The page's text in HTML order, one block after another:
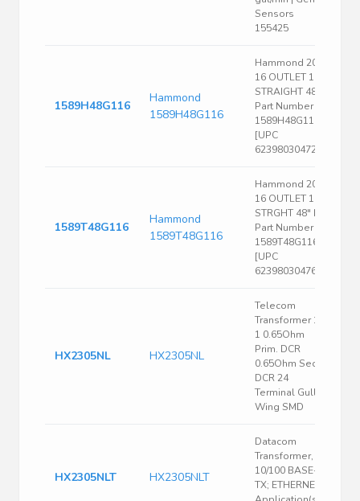
Sensors
155425
1589H48G116
Hammond
1589H48G116
Hammond 20A
16 OUTLET 15'
STRAIGHT 48"
Part Number
1589H48G116
[UPC
62398030472 ]
1589T48G116
Hammond
1589T48G116
Hammond 20A
16 OUTLET 15'
STRGHT 48" L
Part Number
1589T48G116
[UPC
62398030476 ]
HX2305NL HX2305NL
Telecom
Transformer 1:
1 0.65Ohm
Prim. DCR
0.65Ohm Sec.
DCR 24
Terminal Gull
Wing SMD
HX2305NLT HX2305NLT
Datacom
Transformer,
10/100 BASE-
TX; ETHERNET